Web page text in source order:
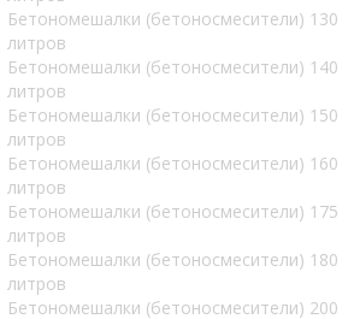
Бетономешалки (бетоносмесители) 130
литров
Бетономешалки (бетоносмесители) 140
литров
Бетономешалки (бетоносмесители) 150
литров
Бетономешалки (бетоносмесители) 160
литров
Бетономешалки (бетоносмесители) 175
литров
Бетономешалки (бетоносмесители) 180
литров
Бетономешалки (бетоносмесители) 200